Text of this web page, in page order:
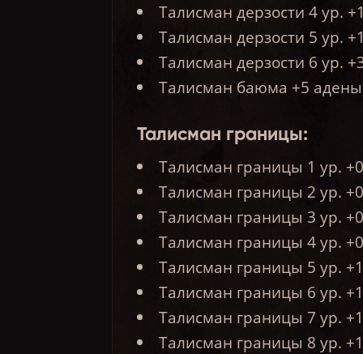
Талисман дерзости 4 ур.
Талисман дерзости 5 ур.
Талисман дерзости 6 ур.
Талисман баюма +5 адены
Талисман границы:
Талисман границы 1 ур.
Талисман границы 2 ур.
Талисман границы 3 ур.
Талисман границы 4 ур.
Талисман границы 5 ур.
Талисман границы 6 ур.
Талисман границы 7 ур.
Талисман границы 8 ур.